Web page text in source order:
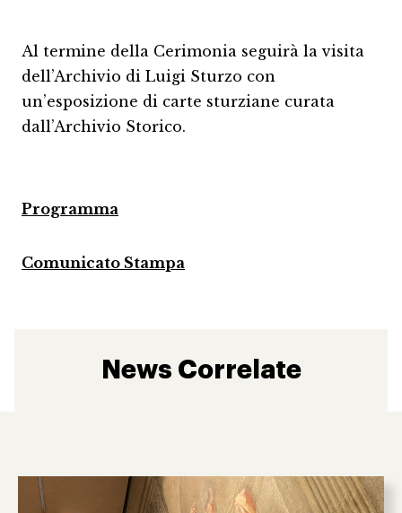
Al termine della Cerimonia seguirà la visita
dell’Archivio di Luigi Sturzo con
un’esposizione di carte sturziane curata
dall’Archivio Storico.
Programma
Comunicato Stampa
News Correlate